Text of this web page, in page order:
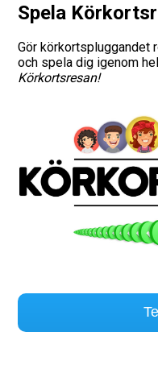
Spela
Gör körkortspluggandet
och spela dig igenom
Körkortsresan!